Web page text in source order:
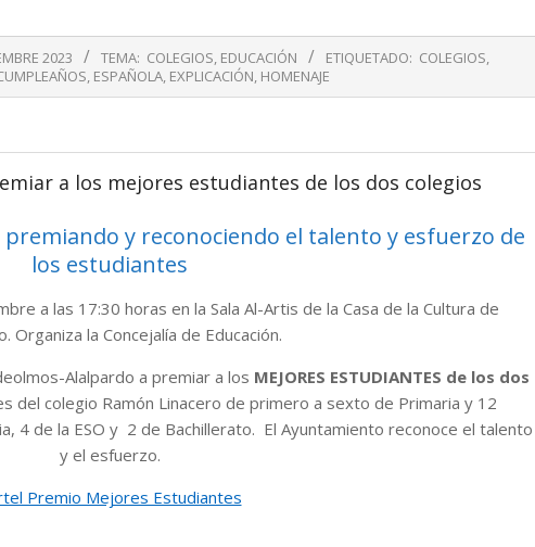
2023 TEMA: COLEGIOS, EDUCACIÓN ETIQUETADO: COLEGIOS,
, ESPAÑOLA, EXPLICACIÓN, HOMENAJE
a los mejores estudiantes de los dos colegios
y reconociendo el talento y esfuerzo de
los estudiantes
a las 17:30 horas en la Sala Al-Artis de la Casa de la Cultura de
Organiza la Concejalía de Educación.
Alalpardo a premiar a los MEJORES ESTUDIANTES de los dos
del colegio Ramón Linacero de primero a sexto de Primaria y 12
4 de la ESO y 2 de Bachillerato. El Ayuntamiento reconoce el talento
y el esfuerzo.
Premio Mejores Estudiantes